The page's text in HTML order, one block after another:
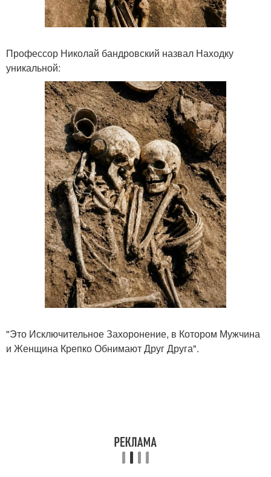
Профессор Николай бандровский назвал Находку
уникальной:
"Это Исключительное Захоронение, в Котором Мужчина
и Женщина Крепко Обнимают Друг Друга".